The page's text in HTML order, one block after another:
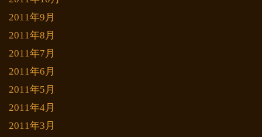
2011年9月
2011年8月
2011年7月
2011年6月
2011年5月
2011年4月
2011年3月